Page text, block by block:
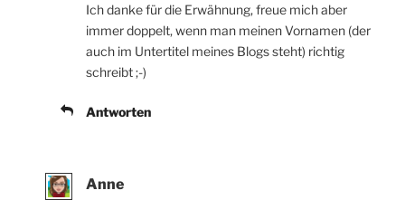
Ich danke für die Erwähnung, freue mich aber
immer doppelt, wenn man meinen Vornamen (der
auch im Untertitel meines Blogs steht) richtig
schreibt ;-)
Antworten
Anne